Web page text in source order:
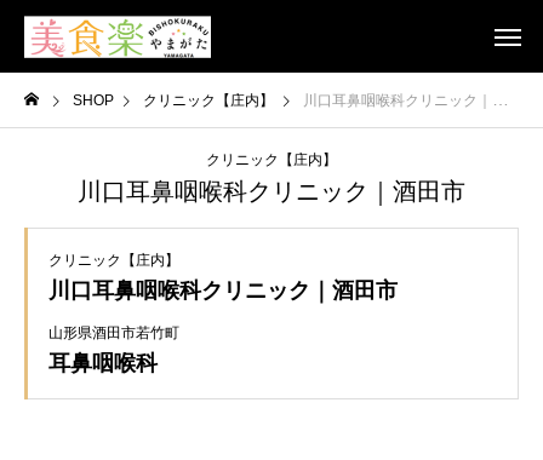
SHOP クリニック【庄内】 川口耳鼻咽喉科クリニック｜酒田市
クリニック【庄内】
川口耳鼻咽喉科クリニック｜酒田市
クリニック【庄内】
川口耳鼻咽喉科クリニック｜酒田市
山形県酒田市若竹町
耳鼻咽喉科